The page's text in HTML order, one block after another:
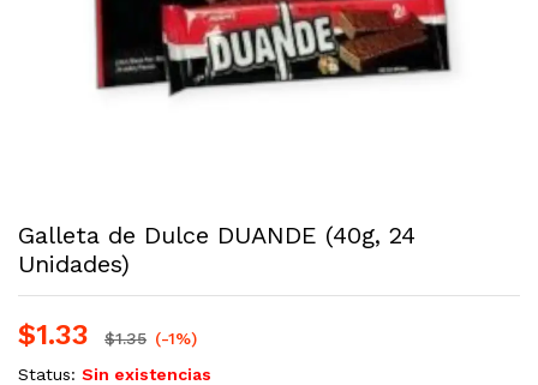
Galleta de Dulce DUANDE (40g, 24
Unidades)
$1.33 $1.35 (-1%)
Status: Sin existencias